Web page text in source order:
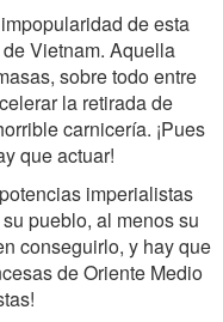
de esta
Vietnam. Aquella
sobre todo entre
la retirada de
carnicería. ¡Pues
que actuar!
imperialistas
pueblo, al menos su
conseguirlo, y hay que
de Oriente Medio